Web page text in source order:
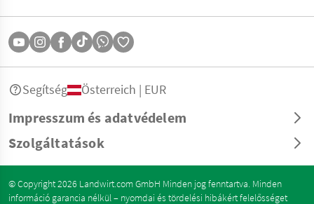
Impresszum és adatvédelem
Szolgáltatások
Segítség Österreich | EUR
© Copyright 2026 Landwirt.com GmbH Minden jog fenntartva. Minden
információ garancia nélkül – nyomdai és tördelési hibákért felelősséget